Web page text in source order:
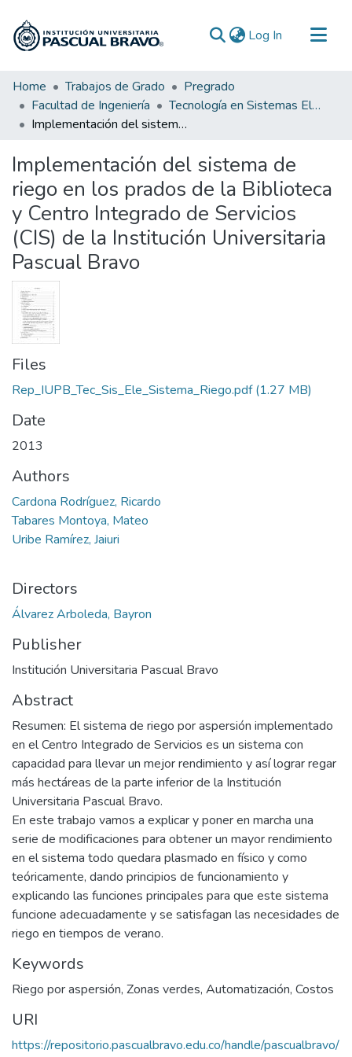
Log In (current)
Communities & Collections
All of DSpace
Statistics
Home Trabajos de Grado
Pregrado
Facultad de Ingeniería
Tecnología en Sistemas Electromecánicos
Implementación del sistema de riego en los prados de la Biblioteca y Centro Integrado de Servicios (CIS) de la Institución Universitaria Pascual Bravo
Implementación del sistema de
riego en los prados de la Biblioteca
y Centro Integrado de Servicios
(CIS) de la Institución Universitaria
Pascual Bravo
Files
Rep_IUPB_Tec_Sis_Ele_Sistema_Riego.pdf(1.27 MB)
Date
2013
Authors
Cardona Rodríguez, Ricardo
Tabares Montoya, Mateo
Uribe Ramírez, Jaiuri
Directors
Álvarez Arboleda, Bayron
Publisher
Institución Universitaria Pascual Bravo
Abstract
Resumen: El sistema de riego por aspersión implementado
en el Centro Integrado de Servicios es un sistema con
capacidad para llevar un mejor rendimiento y así lograr regar
más hectáreas de la parte inferior de la Institución
Universitaria Pascual Bravo.
En este trabajo vamos a explicar y poner en marcha una
serie de modificaciones para obtener un mayor rendimiento
en el sistema todo quedara plasmado en físico y como
teóricamente, dando principios de funcionamiento y
explicando las funciones principales para que este sistema
funcione adecuadamente y se satisfagan las necesidades de
riego en tiempos de verano.
Keywords
Riego por aspersión, Zonas verdes, Automatización, Costos
URI
https://repositorio.pascualbravo.edu.co/handle/pascualbravo/